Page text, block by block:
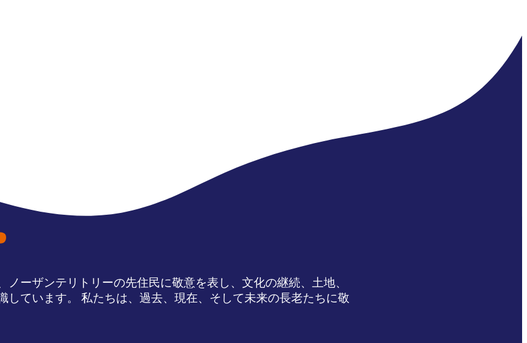
ノーザンテリトリーの先住民に敬意を表し、文化の継続、土地、
しています。 私たちは、過去、現在、そして未来の長老たちに敬